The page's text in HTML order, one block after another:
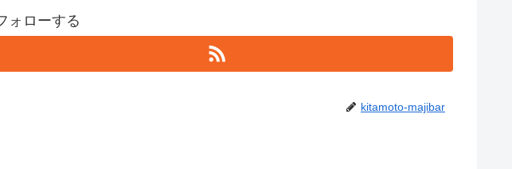
ォローする
kitamoto-majibar